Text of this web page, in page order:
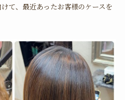
て、最近あったお客様のケースを